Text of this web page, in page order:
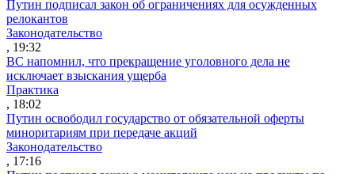
Путин подписал закон об ограничениях для осужденных
релокантов
Законодательство
, 19:32
ВС напомнил, что прекращение уголовного дела не
исключает взыскания ущерба
Практика
, 18:02
Путин освободил государство от обязательной оферты
миноритариям при передаче акций
Законодательство
, 17:16